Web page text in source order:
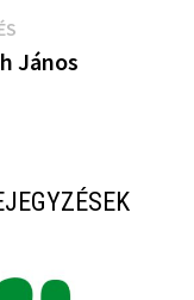
bejegyzés:
János